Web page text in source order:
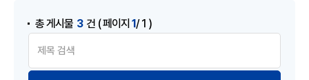
총 게시물 3 건 ( 페이지 1/ 1 )